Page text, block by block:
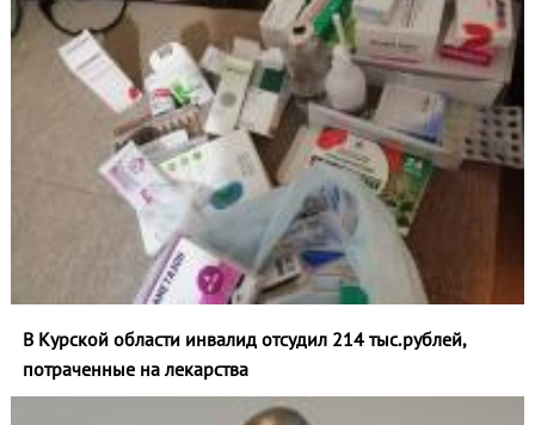
В Курской области инвалид отсудил 214 тыс.рублей,
потраченные на лекарства